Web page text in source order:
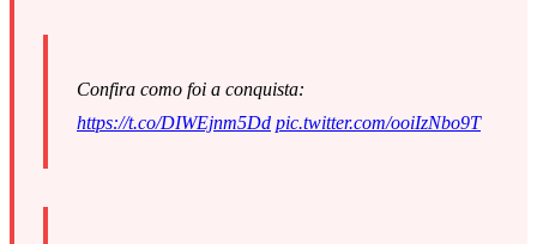
Confira como foi a conquista:
https://t.co/DIWEjnm5Dd pic.twitter.com/ooiIzNbo9T